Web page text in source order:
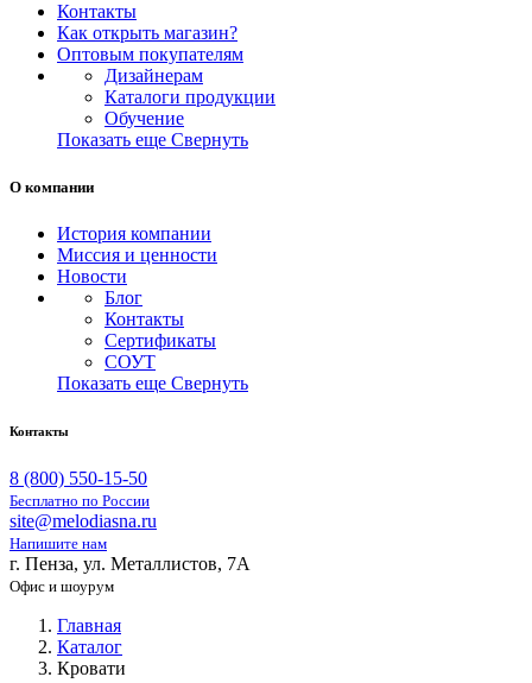
Контакты
Как открыть магазин?
Оптовым покупателям
Дизайнерам
Каталоги продукции
Обучение
Показать еще Свернуть
О компании
История компании
Миссия и ценности
Новости
Блог
Контакты
Сертификаты
СОУТ
Показать еще Свернуть
Контакты
8 (800) 550-15-50
Бесплатно по России
site@melodiasna.ru
Напишите нам
г. Пенза, ул. Металлистов, 7А
Офис и шоурум
Главная
Каталог
Кровати